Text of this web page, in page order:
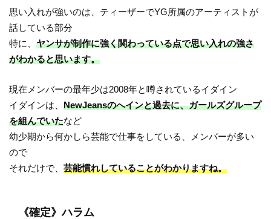
思い入れが強いのは、ティーザーでYG所属のアーティストが
話している部分
特に、ヤンサが制作に強く関わっている点で思い入れの強さ
がわかると思います。
現在メンバーの最年少は2008年と噂されているイダイン
イダインは、NewJeansのへインと過去に、ガールズグループ
を組んでいたなど
幼少期から何かしら芸能で仕事をしている、メンバーが多い
ので
それだけで、芸能慣れしていることがわかりますね。
《確定》ハラム